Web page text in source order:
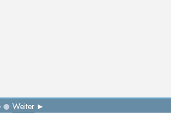
Weiter